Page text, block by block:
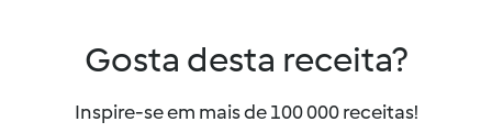
Gosta desta receita?
Inspire-se em mais de 100 000 receitas!